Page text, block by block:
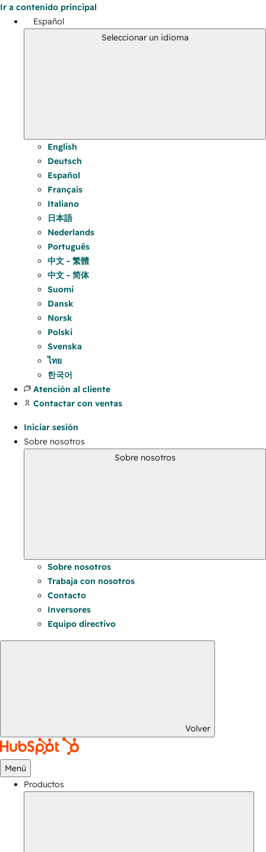
Ir a contenido principal
Español
Seleccionar un idioma
English
Deutsch
Español
Français
Italiano
日本語
Nederlands
Português
中文 - 繁體
中文 - 简体
Suomi
Dansk
Norsk
Polski
Svenska
ไทย
한국어
Atención al cliente
Contactar con ventas
Iniciar sesión
Sobre nosotros
Sobre nosotros
Sobre nosotros
Trabaja con nosotros
Contacto
Inversores
Equipo directivo
Volver
Menú
Productos